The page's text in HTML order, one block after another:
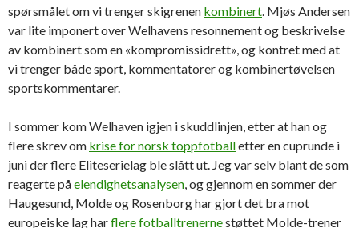
spørsmålet om vi trenger skigrenen kombinert. Mjøs Andersen
var lite imponert over Welhavens resonnement og beskrivelse
av kombinert som en «kompromissidrett», og kontret med at
vi trenger både sport, kommentatorer og kombinertøvelsen
sportskommentarer.
I sommer kom Welhaven igjen i skuddlinjen, etter at han og
flere skrev om krise for norsk toppfotballetter en cuprunde i
juni der flere Eliteserielag ble slått ut. Jeg var selv blant de som
reagerte påelendighetsanalysen, og gjennom en sommer der
Haugesund, Molde og Rosenborg har gjort det bra mot
europeiske lag harflere fotballtrenernestøttet Molde-trener